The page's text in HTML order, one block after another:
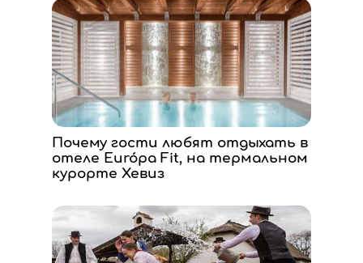
Почему гости любят отдыхать в
отеле Európa Fit, на термальном
курорте Хевиз